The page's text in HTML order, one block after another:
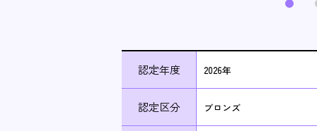
認定年度 2026年
認定区分 ブロンズ